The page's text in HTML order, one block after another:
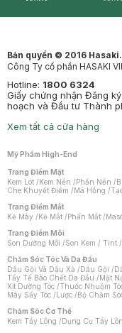
Bản quyền © 2016
Công Ty cổ phần HASAKI
Hotline: 1800 6324
Giấy chứng nhận Đăng
hoạch và Đầu tư Thành
Xem tất cả cửa hàng
Mỹ Phẩm High-End
Trang Điểm Mặt
Kem Lót /Kem Nền /Phấn Nền /
Che Khuyết Điểm /Má Hồng /
Trang Điểm Mắt
Kẻ Mày /Kẻ Mắt /Phấn Mắt /
Trang Điểm Môi
Son Dưỡng Môi /Son Kem / Tint /
Chăm Sóc Tóc Và Da Đầu
Dầu Gội Và Dầu Xả /Dầu Gội /
Tẩy Tế Bào Chết Da Đầu /Mặt
Xịt Dưỡng Tóc /Thuốc Nhuộm
Máy Sấy Tóc /Lược /Bộ Chăm
Chăm Sóc Cơ Thể
Kem Tẩy Lông /Dụng Cụ Tẩy